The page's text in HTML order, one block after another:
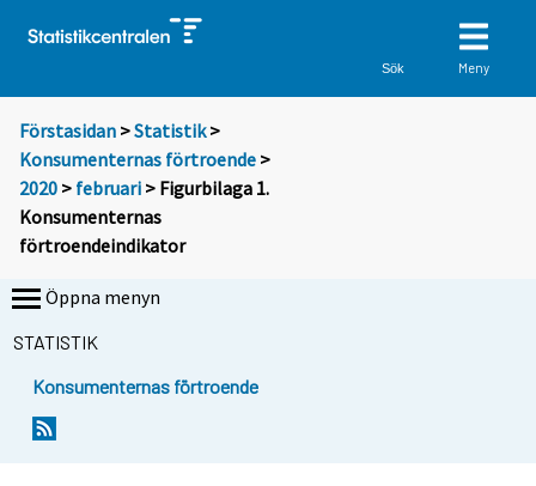
Sök Meny
Förstasidan >Statistik >
Konsumenternas förtroende >
2020 > februari > Figurbilaga 1.
Konsumenternas
förtroendeindikator
Öppna menyn
STATISTIK
Konsumenternas förtroende